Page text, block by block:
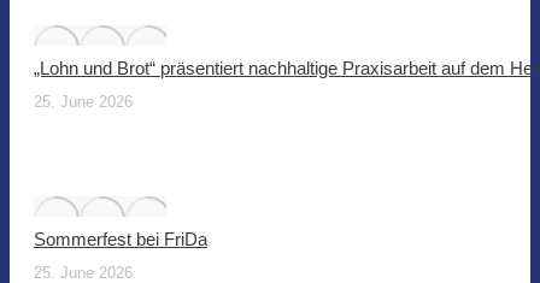
„Lohn und Brot“ präsentiert nachhaltige Praxisarbeit auf dem
25. June 2026
Sommerfest bei FriDa
25. June 2026